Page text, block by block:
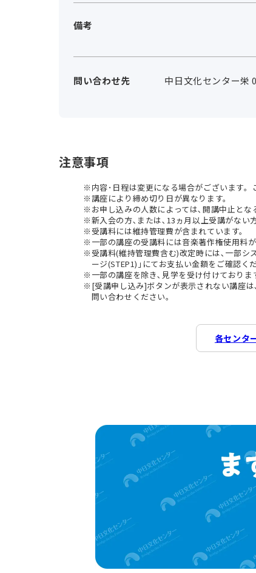
備考
問い合わせ先 中日文化センター栄
注意事項
内容･日程は変更になる場合がございます。
講座により締め切り日が異なります。
お申し込みの人数によっては､開講中止とな
新入会の方､または､13ヵ月以上受講がない
受講料には維持管理費が含まれています。
一部の講座の受講料には音楽著作権使用料が
受講料(維持管理費含む)改定時には､一部シ
ージ(STEP1)｣にてお支払い金額をご確認くだ
一部の講座を除き､見学を受け付けておりま
[受講申し込み]ボタンが表示されない講座
問い合わせください。
各センタ